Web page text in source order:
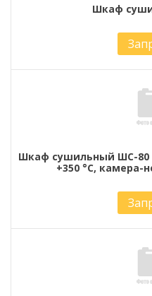
Шкаф
Шкаф сушильный ШС-80
+350 °С,